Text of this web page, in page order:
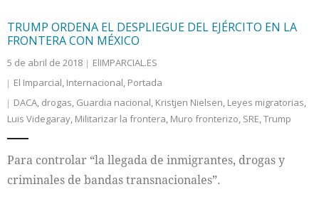
TRUMP ORDENA EL DESPLIEGUE DEL EJÉRCITO EN LA
FRONTERA CON MÉXICO
5 de abril de 2018
ElIMPARCIAL.ES
El Imparcial, Internacional, Portada
DACA, drogas, Guardia nacional, Kristjen Nielsen, Leyes migratorias,
Luis Videgaray, Militarizar la frontera, Muro fronterizo, SRE,Trump
Para controlar “la llegada de inmigrantes, drogas y
criminales de bandas transnacionales”.